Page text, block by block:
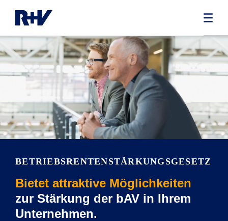
BETRIEBSRENTEN­STÄRKUNGSGESETZ
Bietet attraktive Möglichkeiten
zur Stärkung der bAV in Ihrem
Unternehmen.